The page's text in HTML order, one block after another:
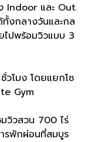
Indoor และ Out
งกลางวันและกล
ปพร้อมวิวแบบ 3
โมง โดยแยกโซ
Gym
วิวสวน 700 ไร่
รพักผ่อนที่สมบูร